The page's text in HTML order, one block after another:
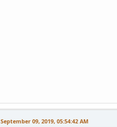
September 09, 2019, 05:54:42 AM